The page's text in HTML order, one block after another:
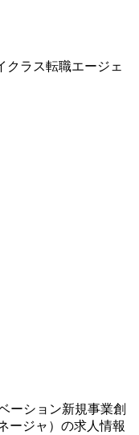
クラス転職エージェ
ーション新規事業創
ージャ）の求人情報